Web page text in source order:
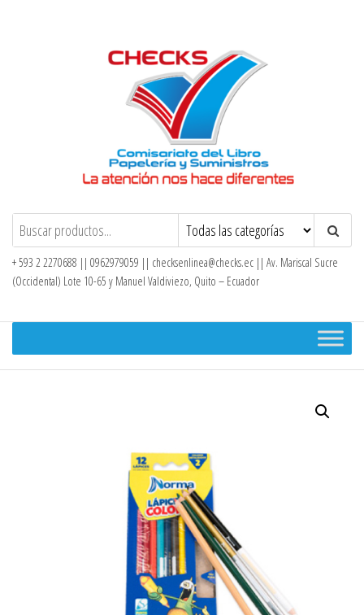
Checks – Tienda en Línea
+ 593 2 2270688 || 0962979059 || checksenlinea@checks.ec || Av. Mariscal Sucre
(Occidental) Lote 10-65 y Manuel Valdiviezo, Quito – Ecuador